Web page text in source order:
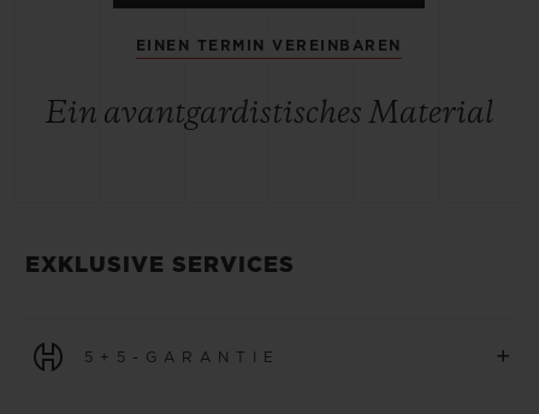
EINEN TERMIN VEREINBAREN
Ein avantgardistisches Material
EXKLUSIVE SERVICES
5+5-GARANTIE +